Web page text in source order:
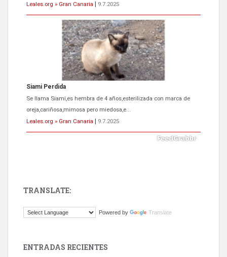
Leales.org » Gran Canaria
9.7.2025
ADOPCIÓN URGENTE GATA TEROR GRAN CANARIA
El ayuntamiento se va a llevar a Los Gatos callejeros de la zona los
próximos días, ella incluida...
Leales.org » Gran Canaria
9.7.2025
Este gato macho ha aparecido en la calle hace menos de un mes,
TRANSLATE:
Powered by Translate
ENTRADAS RECIENTES